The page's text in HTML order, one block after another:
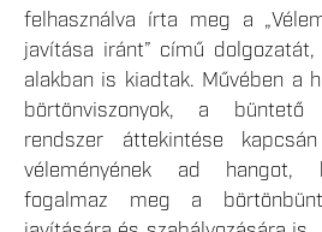
felhasználva írta meg a
javítása iránt” című
alakban is kiadtak. Művében a
börtönviszonyok, a büntető
rendszer áttekintése
véleményének ad hangot,
fogalmaz meg a